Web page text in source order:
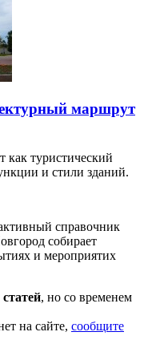
маршрут
туристический
и стили зданий.
справочник
собирает
и мероприятих
статей, но со временем
на сайте, сообщите